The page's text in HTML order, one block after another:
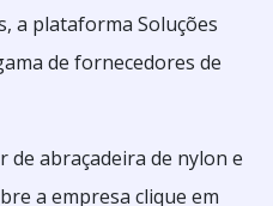
a plataforma Soluções
de fornecedores de
abraçadeira de nylon e
a empresa clique em